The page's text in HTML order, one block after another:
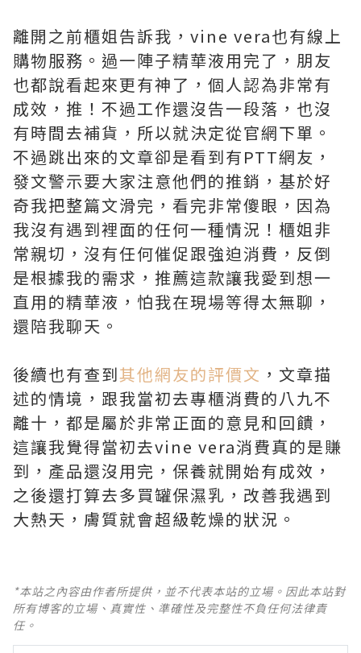
離開之前櫃姐告訴我，vine vera也有線上
購物服務。過一陣子精華液用完了，朋友
也都說看起來更有神了，個人認為非常有
成效，推！不過工作還沒告一段落，也沒
有時間去補貨，所以就決定從官網下單。
不過跳出來的文章卻是看到有PTT網友，
發文警示要大家注意他們的推銷，基於好
奇我把整篇文滑完，看完非常傻眼，因為
我沒有遇到裡面的任何一種情況！櫃姐非
常親切，沒有任何催促跟強迫消費，反倒
是根據我的需求，推薦這款讓我愛到想一
直用的精華液，怕我在現場等得太無聊，
還陪我聊天。
後續也有查到其他網友的評價文 ，文章描
述的情境，跟我當初去專櫃消費的八九不
離十，都是屬於非常正面的意見和回饋，
這讓我覺得當初去vine vera消費真的是賺
到，產品還沒用完，保養就開始有成效，
之後還打算去多買罐保濕乳，改善我遇到
大熱天，膚質就會超級乾燥的狀況。
*本站之內容由作者所提供，並不代表本站的立場。因此本站對
所有博客的立場、真實性、準確性及完整性不負任何法律責
任。